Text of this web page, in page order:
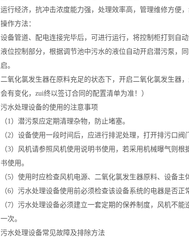
运行经济，抗冲击浓度能力强，处理效率高，管理维修方便
操作方法：
设备管道、配电连接完毕后，可进行运行，将控制柜打到自
液位控制部分，根据调节池中污水的液位自动开启潜污泵，
启。
二氧化氯发生器在原料充足的状态下，开启二氧化氯发生器
会有变化，zui终以签订合同的配置清单为准！）
污水处理设备的使用的注意事项
（1）潜污泵应定期清理杂物，防止堵塞。
（2）设备使用一段时间后，应进行排泥处理，打开排污口阀
（3）风机请参照风机使用说明书使用，若采用机械曝气则
书使用。
（5）使用时应检查风机电源、二氧化氯发生器原料、设备主
（6）污水处理设备使用前必须检查该设备系统的电器是否
（7）污水处理设备必须建立一套定期的保养制度，风机不
一次。
污水处理设备常见故障及排除方法